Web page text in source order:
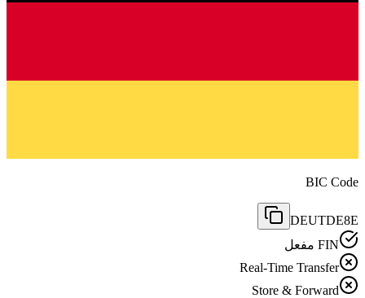
BIC Code
DEUTDE8E
FIN مفعل
Real-Time Transfer
Store & Forward